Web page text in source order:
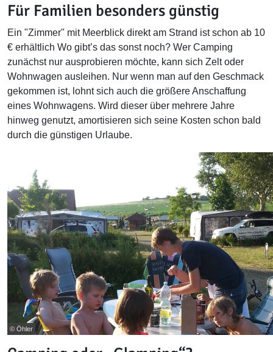
Für Familien besonders günstig
Ein "Zimmer" mit Meerblick direkt am Strand ist schon ab 10
€ erhältlich Wo gibt’s das sonst noch? Wer Camping
zunächst nur ausprobieren möchte, kann sich Zelt oder
Wohnwagen ausleihen. Nur wenn man auf den Geschmack
gekommen ist, lohnt sich auch die größere Anschaffung
eines Wohnwagens. Wird dieser über mehrere Jahre
hinweg genutzt, amortisieren sich seine Kosten schon bald
durch die günstigen Urlaube.
© Öhler